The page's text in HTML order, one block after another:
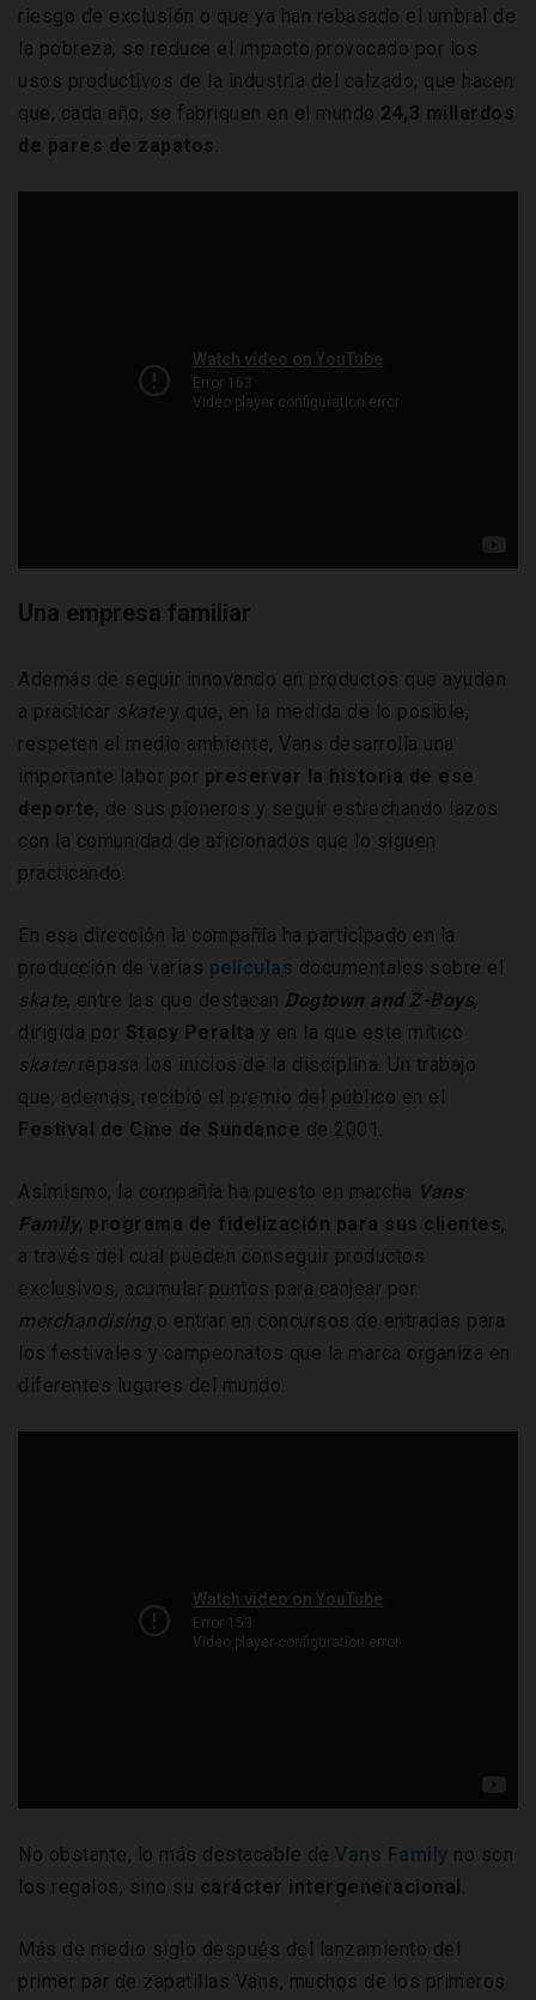
riesgo de exclusión o que ya han rebasado el umbral de
la pobreza, se reduce el impacto provocado por los
usos productivos de la industria del calzado, que hacen
que, cada año, se fabriquen en el mundo 24,3 millardos
de pares de zapatos.
Una empresa familiar
Además de seguir innovando en productos que ayuden
a practicar skatey que, en la medida de lo posible,
respeten el medio ambiente, Vans desarrolla una
importante labor por preservar la historia de ese
deporte, de sus pioneros y seguir estrechando lazos
con la comunidad de aficionados que lo siguen
practicando.
En esa dirección la compañía ha participado en la
producción de varias películas documentales sobre el
skate, entre las que destacan Dogtown and Z-Boys,
dirigida por Stacy Peralta y en la que este mítico
skaterrepasa los inicios de la disciplina. Un trabajo
que, además, recibió el premio del público en el
Festival de Cine de Sundance de 2001.
Asimismo, la compañía ha puesto en marcha Vans
Family, programa de fidelización para sus clientes,
a través del cual pueden conseguir productos
exclusivos, acumular puntos para canjear por
merchandisingo entrar en concursos de entradas para
los festivales y campeonatos que la marca organiza en
diferentes lugares del mundo.
No obstante, lo más destacable de Vans Family no son
los regalos, sino su carácter intergeneracional.
Más de medio siglo después del lanzamiento del
primer par de zapatillas Vans, muchos de los primeros